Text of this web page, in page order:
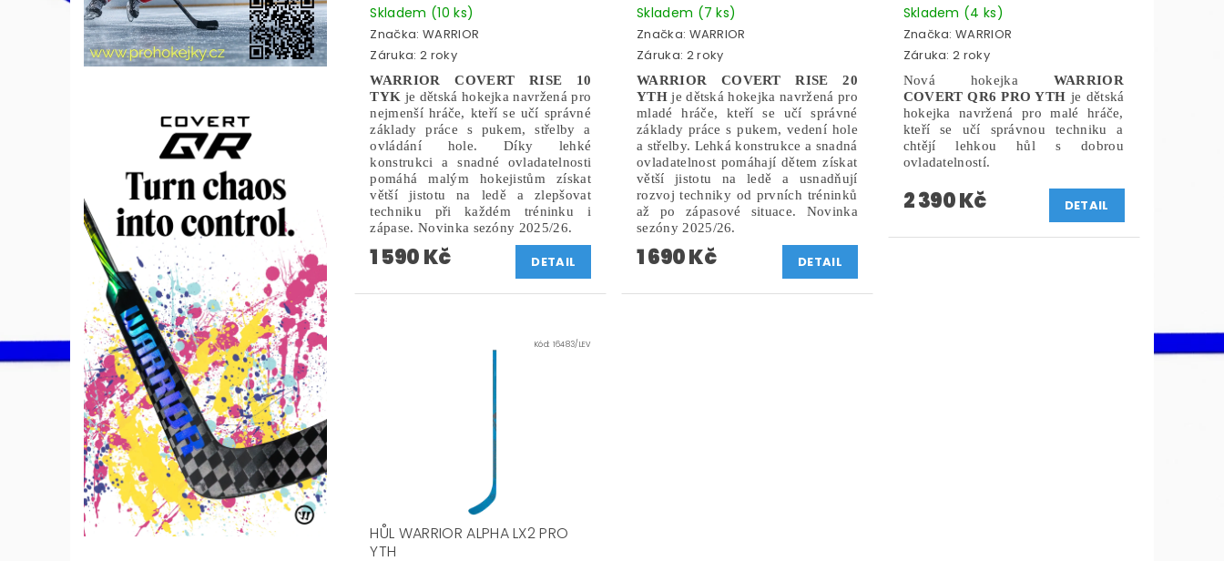
Skladem (10 ks)
Značka: WARRIOR
Záruka: 2 roky
WARRIOR COVERT RISE 10
TYK je dětská hokejka navržená pro
nejmenší hráče, kteří se učí správné
základy práce s pukem, střelby a
ovládání hole. Díky lehké
konstrukci a snadné ovladatelnosti
pomáhá malým hokejistům získat
větší jistotu na ledě a zlepšovat
techniku při každém tréninku i
zápase. Novinka sezóny 2025/26.
1 590 Kč DETAIL
Skladem (7 ks)
Značka: WARRIOR
Záruka: 2 roky
WARRIOR COVERT RISE 20
YTHje dětská hokejka navržená pro
mladé hráče, kteří se učí správné
základy práce s pukem, vedení hole
a střelby. Lehká konstrukce a snadná
ovladatelnost pomáhají dětem získat
větší jistotu na ledě a usnadňují
rozvoj techniky od prvních tréninků
až po zápasové situace. Novinka
sezóny 2025/26.
1 690 Kč DETAIL
Skladem (4 ks)
Značka:WARRIOR
Záruka: 2 roky
Nová hokejka WARRIOR
COVERT QR6 PRO YTH je dětská
hokejka navržená pro malé hráče,
kteří se učí správnou techniku a
chtějí lehkou hůl s dobrou
ovladatelností.
2 390 Kč DETAIL
Kód: 16483/LEV
HŮL WARRIOR ALPHA LX2 PRO
YTH